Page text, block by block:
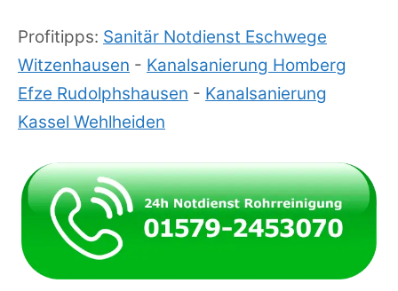
Profitipps: Sanitär Notdienst Eschwege
Witzenhausen - Kanalsanierung Homberg
Efze Rudolphshausen - Kanalsanierung
Kassel Wehlheiden